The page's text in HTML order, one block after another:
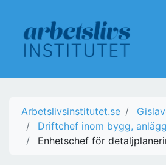
Arbetslivsinstitutet.se
Driftchef inom bygg,
Enhetschef för